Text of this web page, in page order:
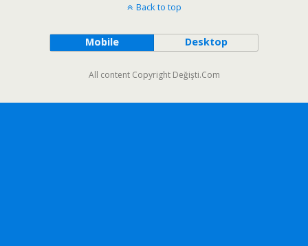
Back to top
Mobile Desktop
All content Copyright Değişti.Com